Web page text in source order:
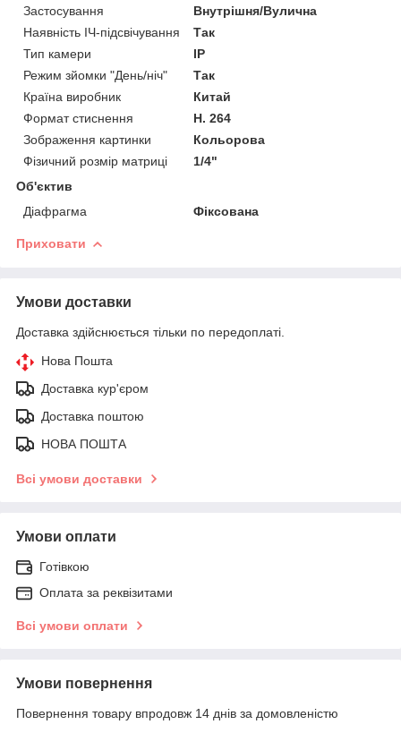
Застосування
Внутрішня/Вулична
Наявність ІЧ-підсвічування
Так
Тип камери
IP
Режим зйомки "День/ніч"
Так
Країна виробник
Китай
Формат стиснення
H. 264
Зображення картинки
Кольорова
Фізичний розмір матриці
1/4"
Об'єктив
Діафрагма
Фіксована
Приховати
Умови доставки
Доставка здійснюється тільки по передоплаті.
Нова Пошта
Доставка кур'єром
Доставка поштою
НОВА ПОШТА
Всі умови доставки
Умови оплати
Готівкою
Оплата за реквізитами
Всі умови оплати
Умови повернення
Повернення товару впродовж 14 днів за домовленістю